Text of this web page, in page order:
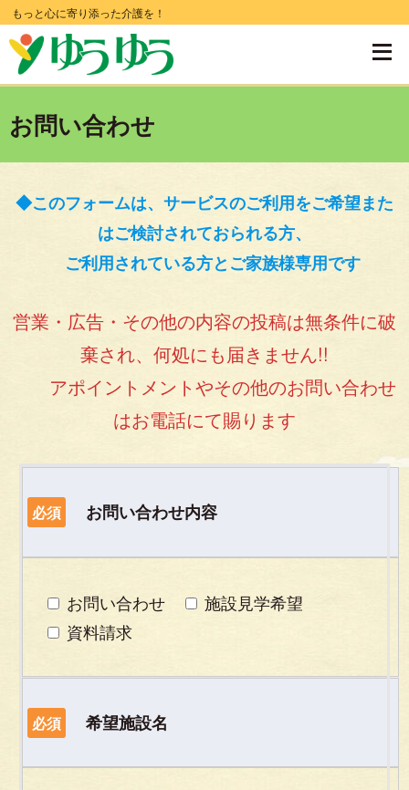
コ
ン
ツ
へ
もっと心に寄り添った介護を！
お問い合わせ
◆このフォームは、サービスのご利用をご希望また
はご検討されておられる方、
ご利用されている方とご家族様専用です
営業・広告・その他の内容の投稿は無条件に破
棄され、何処にも届きません!!
アポイントメントやその他のお問い合わせ
はお電話にて賜ります
必須 お問い合わせ内容
お問い合わせ
施設見学希望
資料請求
必須 希望施設名